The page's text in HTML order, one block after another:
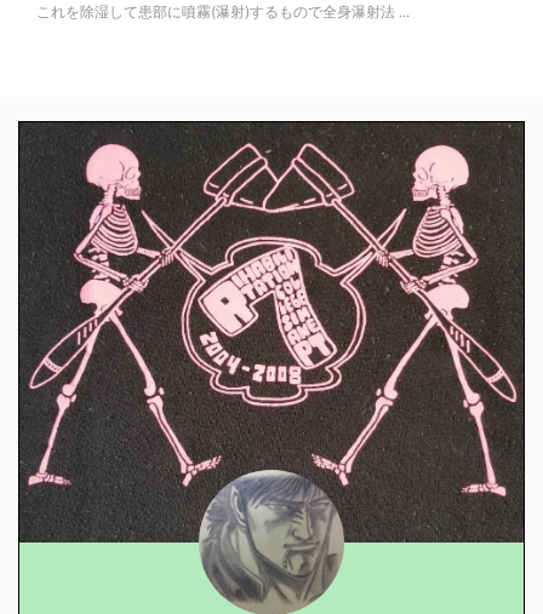
これを除湿して患部に噴霧(瀑射)するもので全身瀑射法 ...